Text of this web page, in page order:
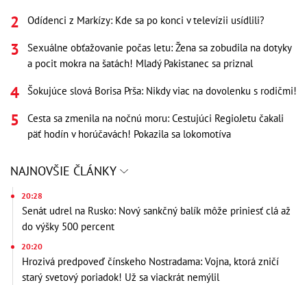
Odídenci z Markízy: Kde sa po konci v televízii usídlili?
Sexuálne obťažovanie počas letu: Žena sa zobudila na dotyky
a pocit mokra na šatách! Mladý Pakistanec sa priznal
Šokujúce slová Borisa Prša: Nikdy viac na dovolenku s rodičmi!
Cesta sa zmenila na nočnú moru: Cestujúci RegioJetu čakali
päť hodín v horúčavách! Pokazila sa lokomotíva
NAJNOVŠIE ČLÁNKY
20:28
Senát udrel na Rusko: Nový sankčný balík môže priniesť clá až
do výšky 500 percent
20:20
Hrozivá predpoveď čínskeho Nostradama: Vojna, ktorá zničí
starý svetový poriadok! Už sa viackrát nemýlil